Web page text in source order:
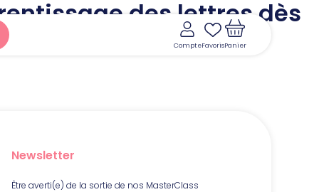
CompteFavorisPanier
des lettres dès
Newsletter
Être averti(e) de la sortie de nos MasterClass